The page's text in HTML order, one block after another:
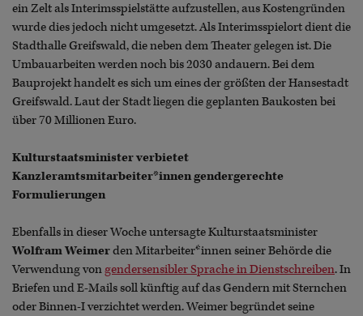
ein Zelt als Interimsspielstätte aufzustellen, aus Kostengründen
wurde dies jedoch nicht umgesetzt. Als Interimsspielort dient die
Stadthalle Greifswald, die neben dem Theater gelegen ist. Die
Umbauarbeiten werden noch bis 2030 andauern. Bei dem
Bauprojekt handelt es sich um eines der größten der Hansestadt
Greifswald. Laut der Stadt liegen die geplanten Baukosten bei
über 70 Millionen Euro.
Kulturstaatsminister verbietet
Kanzleramtsmitarbeiter*innen gendergerechte
Formulierungen
Ebenfalls in dieser Woche untersagte Kulturstaatsminister
Wolfram Weimerden Mitarbeiter*innen seiner Behörde die
Verwendung vongendersensibler Sprache in Dienstschreiben. In
Briefen und E-Mails soll künftig auf das Gendern mit Sternchen
oder Binnen-I verzichtet werden. Weimer begründet seine